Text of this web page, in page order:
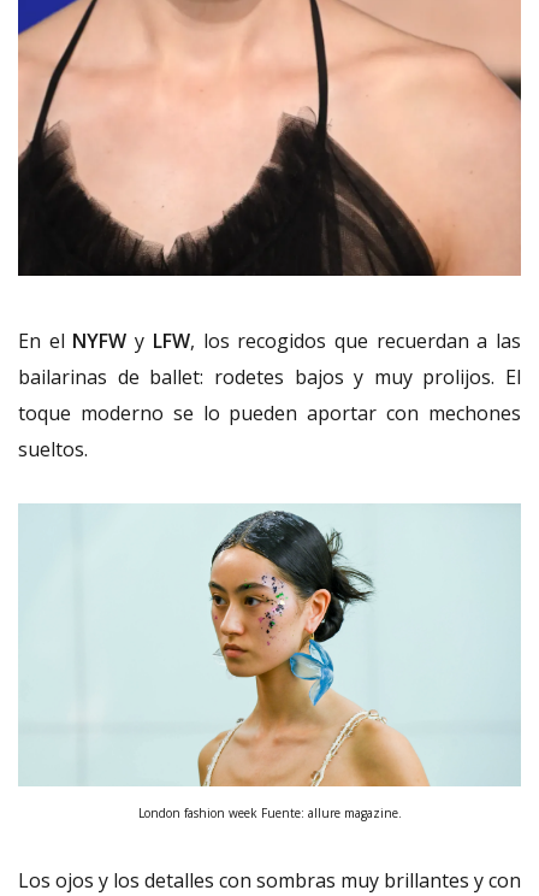
En el NYFW y LFW, los recogidos que recuerdan a las
bailarinas de ballet: rodetes bajos y muy prolijos. El
toque moderno se lo pueden aportar con mechones
sueltos.
London fashion week Fuente: allure magazine.
Los ojos y los detalles con sombras muy brillantes y con